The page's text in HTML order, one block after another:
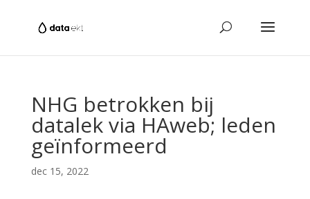
NHG betrokken bij
datalek via HAweb; leden
geïnformeerd
dec 15, 2022